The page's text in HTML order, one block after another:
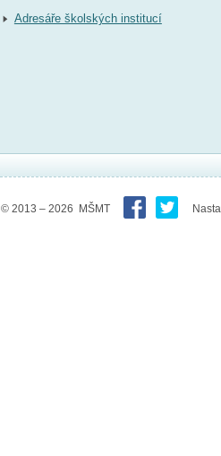
Adresáře školských institucí
© 2013 – 2026 MŠMT